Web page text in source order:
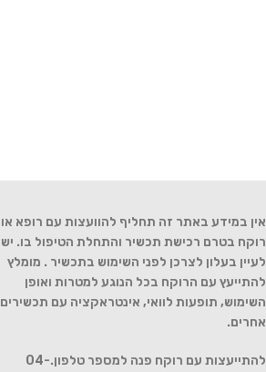
אין במידע באתר זה תחליף להוועצות עם רופא או
רוקח בטרם רכישת תכשיר והתחלת הטיפול בו. יש
לעיין בעלון לצרכן לפני השימוש בתכשיר . מומלץ
להתייעץ עם הרוקח בכל הנוגע למטרות ואופן
השימוש, תופעות לוואי, אינטראקציה עם תכשירים
אחרים.
להתייעצות עם רוקח פנה למספר טלפון.04-